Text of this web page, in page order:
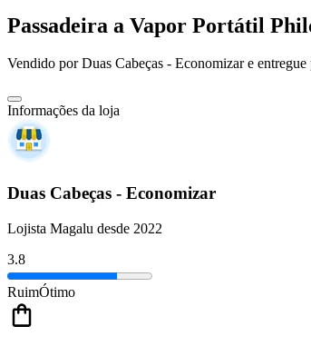
Passadeira a Vapor Portátil
Vendido porDuas Cabeças - Economizare entregue
Informações da loja
Duas Cabeças - Economizar
Lojista Magalu desde 2022
3.8
RuimÓtimo